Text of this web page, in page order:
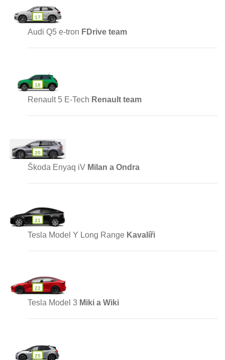
17
Audi Q5 e-tron FDrive team
18
Renault 5 E-Tech Renault team
20
Škoda Enyaq iV Milan a Ondra
21
Tesla Model Y Long Range Kavalíři
22
Tesla Model 3 Miki a Wiki
25